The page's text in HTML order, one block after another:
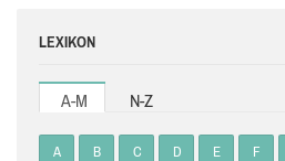
LEXIKON
A-M N-Z
A B C D E F